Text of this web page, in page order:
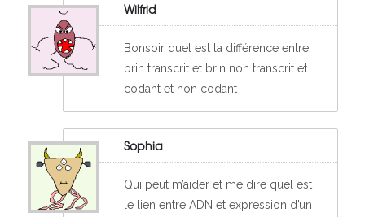
Wilfrid
Bonsoir quel est la différence entre
brin transcrit et brin non transcrit et
codant et non codant
Sophia
Qui peut m’aider et me dire quel est
le lien entre ADN et expression d’un